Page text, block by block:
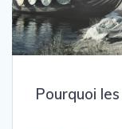
Pourquoi